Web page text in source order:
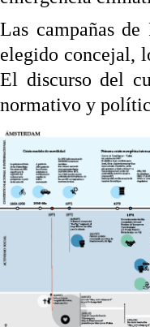
Las campañas
elegido concejal,
El discurso del
normativo y